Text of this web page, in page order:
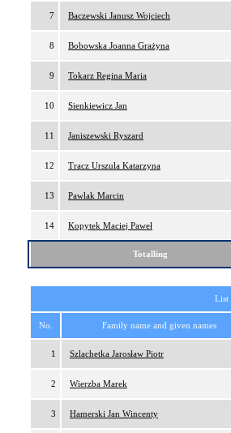
7 Baczewski Janusz Wojciech
8 Bobowska Joanna Grażyna
9 Tokarz Regina Maria
10 Sienkiewicz Jan
11 Janiszewski Ryszard
12 Tracz Urszula Katarzyna
13 Pawlak Marcin
14 Kopytek Maciej Paweł
Totalling
List
No. Family name and given names
1 Szlachetka Jarosław Piotr
2 Wierzba Marek
3 Hamerski Jan Wincenty